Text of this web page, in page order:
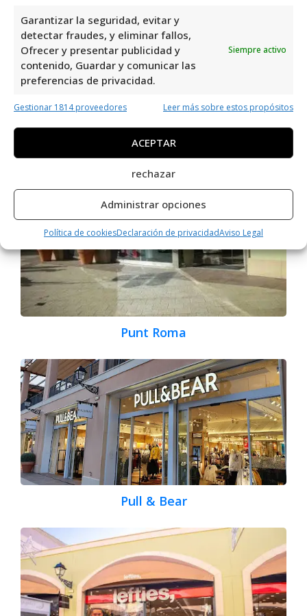
Garantizar la seguridad, evitar y
detectar fraudes, y eliminar fallos,
Ofrecer y presentar publicidad y
contenido, Guardar y comunicar las
preferencias de privacidad.
Siempre activo
Gestionar 1814 proveedores Leer más sobre estos propósitos
ACEPTAR
rechazar
Administrar opciones
Política de cookiesDeclaración de privacidadAviso Legal
Punt Roma
Pull & Bear